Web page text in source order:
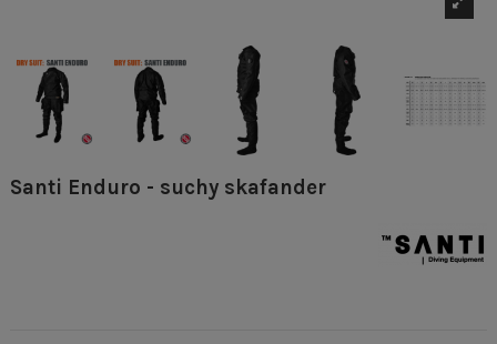
Santi Enduro - suchy skafander